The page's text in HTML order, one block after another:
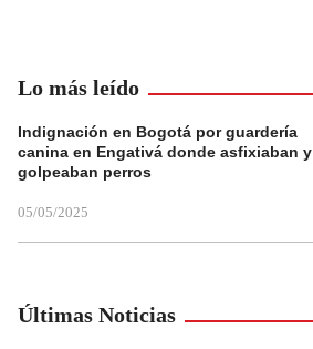
Lo más leído
Indignación en Bogotá por guardería
canina en Engativá donde asfixiaban y
golpeaban perros
05/05/2025
Últimas Noticias